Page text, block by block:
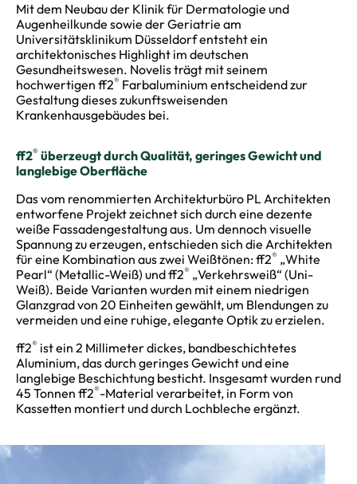
Mit dem Neubau der Klinik für Dermatologie und
Augenheilkunde sowie der Geriatrie am
Universitätsklinikum Düsseldorf entsteht ein
architektonisches Highlight im deutschen
Gesundheitswesen. Novelis trägt mit seinem
hochwertigen ff2® Farbaluminium entscheidend zur
Gestaltung dieses zukunftsweisenden
Krankenhausgebäudes bei.
ff2® überzeugt durch Qualität, geringes Gewicht und
langlebige Oberfläche
Das vom renommierten Architekturbüro PL Architekten
entworfene Projekt zeichnet sich durch eine dezente
weiße Fassadengestaltung aus. Um dennoch visuelle
Spannung zu erzeugen, entschieden sich die Architekten
für eine Kombination aus zwei Weißtönen: ff2® „White
Pearl“ (Metallic-Weiß) und ff2® „Verkehrsweiß“ (Uni-
Weiß). Beide Varianten wurden mit einem niedrigen
Glanzgrad von 20 Einheiten gewählt, um Blendungen zu
vermeiden und eine ruhige, elegante Optik zu erzielen.
ff2® ist ein 2 Millimeter dickes, bandbeschichtetes
Aluminium, das durch geringes Gewicht und eine
langlebige Beschichtung besticht. Insgesamt wurden rund
45 Tonnen ff2®-Material verarbeitet, in Form von
Kassetten montiert und durch Lochbleche ergänzt.